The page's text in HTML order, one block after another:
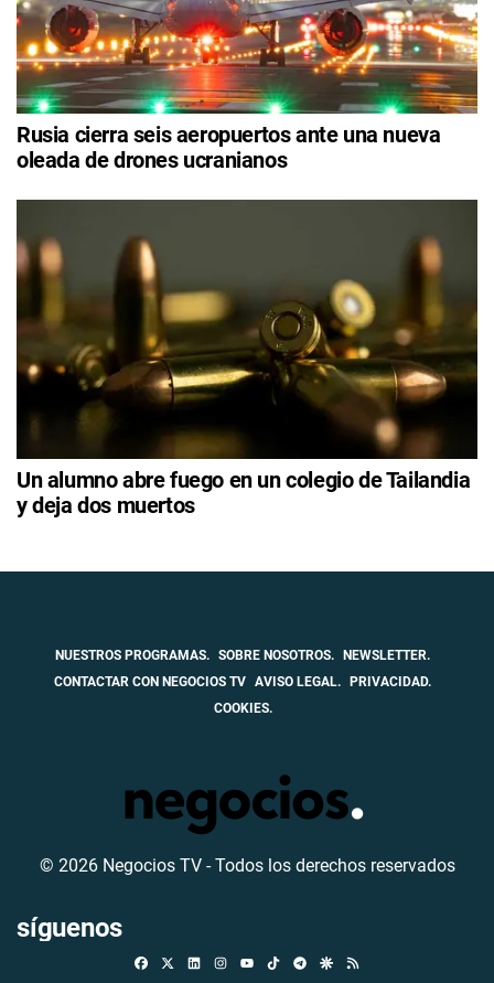
Rusia cierra seis aeropuertos ante una nueva
oleada de drones ucranianos
Un alumno abre fuego en un colegio de Tailandia
y deja dos muertos
NUESTROS PROGRAMAS. SOBRE NOSOTROS.
NEWSLETTER.
CONTACTAR CON NEGOCIOS TV AVISO LEGAL.
PRIVACIDAD.
COOKIES.
© 2026 Negocios TV - Todos los derechos reservados
síguenos
FacebookLinkedinInstagramTikTokTelegramGoogle Discover